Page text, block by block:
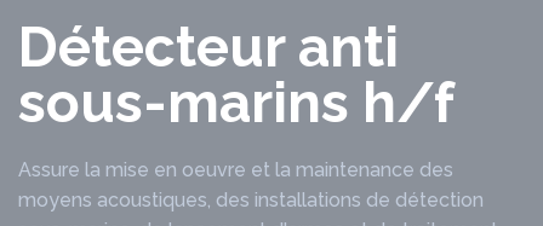
Détecteur anti
sous-marins h/f
Assure la mise en oeuvre et la maintenance des
moyens acoustiques, des installations de détection